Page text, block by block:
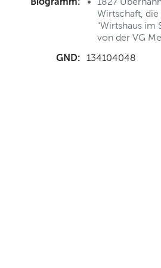
Wirtschaft, die
"Wirtshaus im
von der VG
GND: 134104048